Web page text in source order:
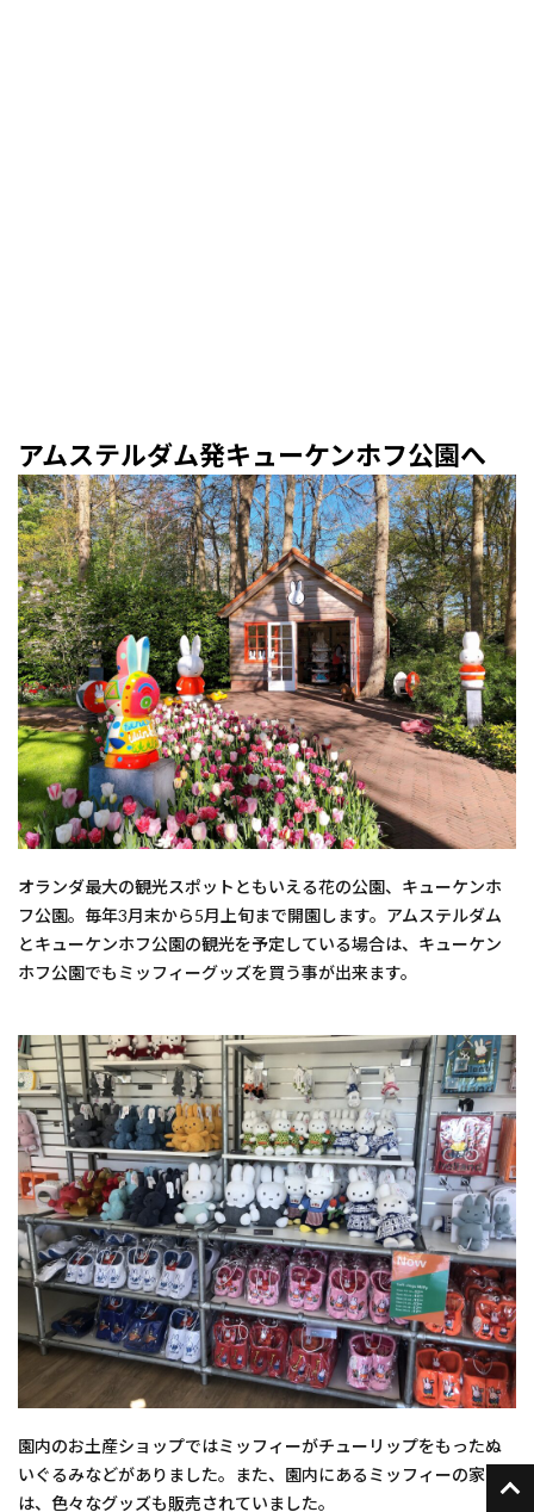
アムステルダム発キューケンホフ公園へ
オランダ最大の観光スポットともいえる花の公園、キューケンホ
フ公園。毎年3月末から5月上旬まで開園します。アムステルダム
とキューケンホフ公園の観光を予定している場合は、キューケン
ホフ公園でもミッフィーグッズを買う事が出来ます。
園内のお土産ショップではミッフィーがチューリップをもったぬ
いぐるみなどがありました。また、園内にあるミッフィーの家で
は、色々なグッズも販売されていました。